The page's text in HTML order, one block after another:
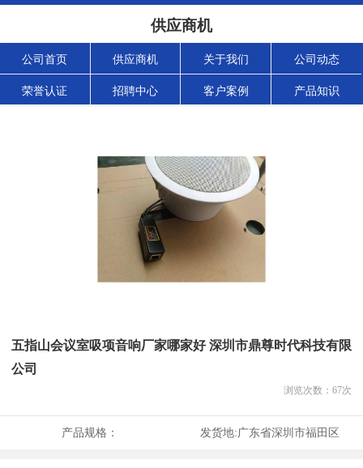
供应商机
公司首页 供应商机 关于我们 公司动态
荣誉认证 招聘中心 客户案例 产品知识
五指山会议室吸项音响厂家哪家好 深圳市鼎尊时代科技有限
公司
浏览次数： 67次
产品规格： 发货地:广东省深圳市福田区